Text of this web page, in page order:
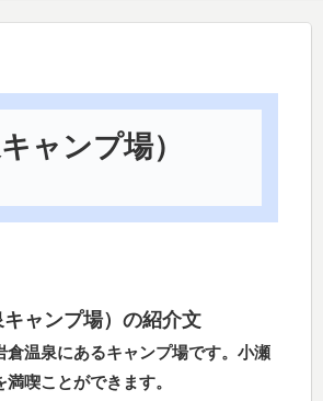
ャンプ場）
ャンプ場）の紹介文
温泉にあるキャンプ場です。小瀬
喫ことができます。